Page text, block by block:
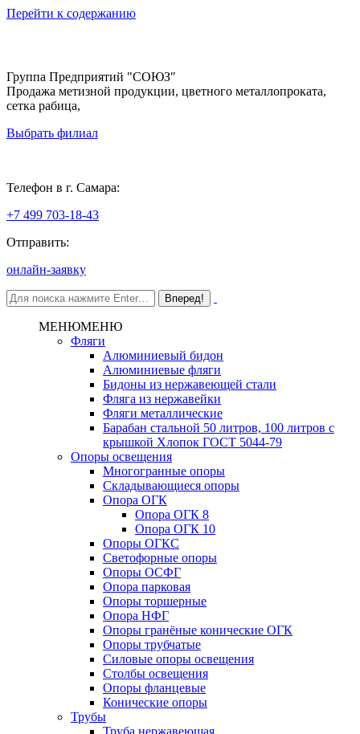
Перейти к содержанию
Группа Предприятий "СОЮЗ"
Продажа метизной продукции, цветного металлопроката,
сетка рабица,
Выбрать филиал
Телефон в г. Самара:
+7 499 703-18-43
Отправить:
онлайн-заявку
МЕНЮМЕНЮ
Фляги
Алюминиевый бидон
Алюминиевые фляги
Бидоны из нержавеющей стали
Фляга из нержавейки
Фляги металлические
Барабан стальной 50 литров, 100 литров с
крышкой Хлопок ГОСТ 5044-79
Опоры освещения
Многогранные опоры
Складывающиеся опоры
Опора ОГК
Опора ОГК 8
Опора ОГК 10
Опоры ОГКС
Светофорные опоры
Опоры ОСФГ
Опора парковая
Опоры торшерные
Опора НФГ
Опоры гранёные конические ОГК
Опоры трубчатые
Силовые опоры освещения
Столбы освещения
Опоры фланцевые
Конические опоры
Трубы
Труба нержавеющая